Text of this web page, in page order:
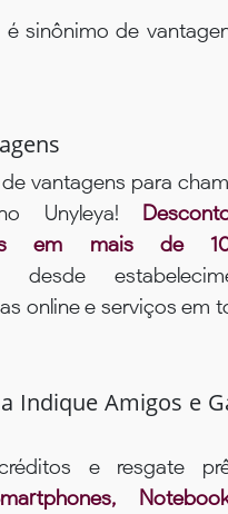
é sinônimo de
vantagens para
Unyleya!
em mais de
desde
online e serviços em
Indique Amigos e
e resgate